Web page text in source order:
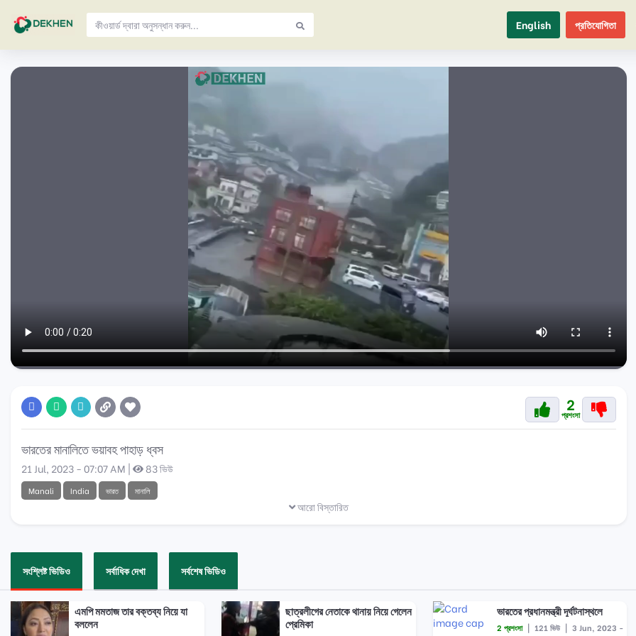
English প্রতিযোগিতা
2
প্রশংসা
ভারতের মানালিতে ভয়াবহ পাহাড় ধ্বস
21 Jul, 2023 - 07:07 AM | 83 ভিউ
Manali India ভারত মানালি
আরো বিস্তারিত
সংশ্লিষ্ট ভিডিও সর্বাধিক দেখা সর্বশেষ ভিডিও
এমপি মমতাজ তার বক্তব্য নিয়ে যা
বললেন
ছাত্রলীগের নেতাকে থানায় নিয়ে গেলেন
প্রেমিকা
ভারতের প্রধানমন্ত্রী দূর্ঘটনাস্থলে
2 প্রশংসা | 121 ভিউ | 3 Jun, 2023 -